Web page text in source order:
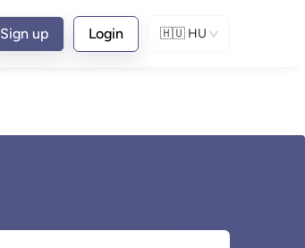
Sign up Login 🇭🇺 HU